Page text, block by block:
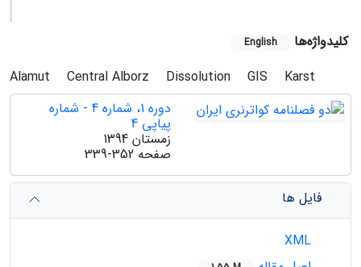
کلیدواژه‌ها English
Alamut Central Alborz Dissolution GIS
Karst
دوره 1، شماره 4 - شماره
پیاپی 4
زمستان 1394
صفحه 339-352
فایل ها